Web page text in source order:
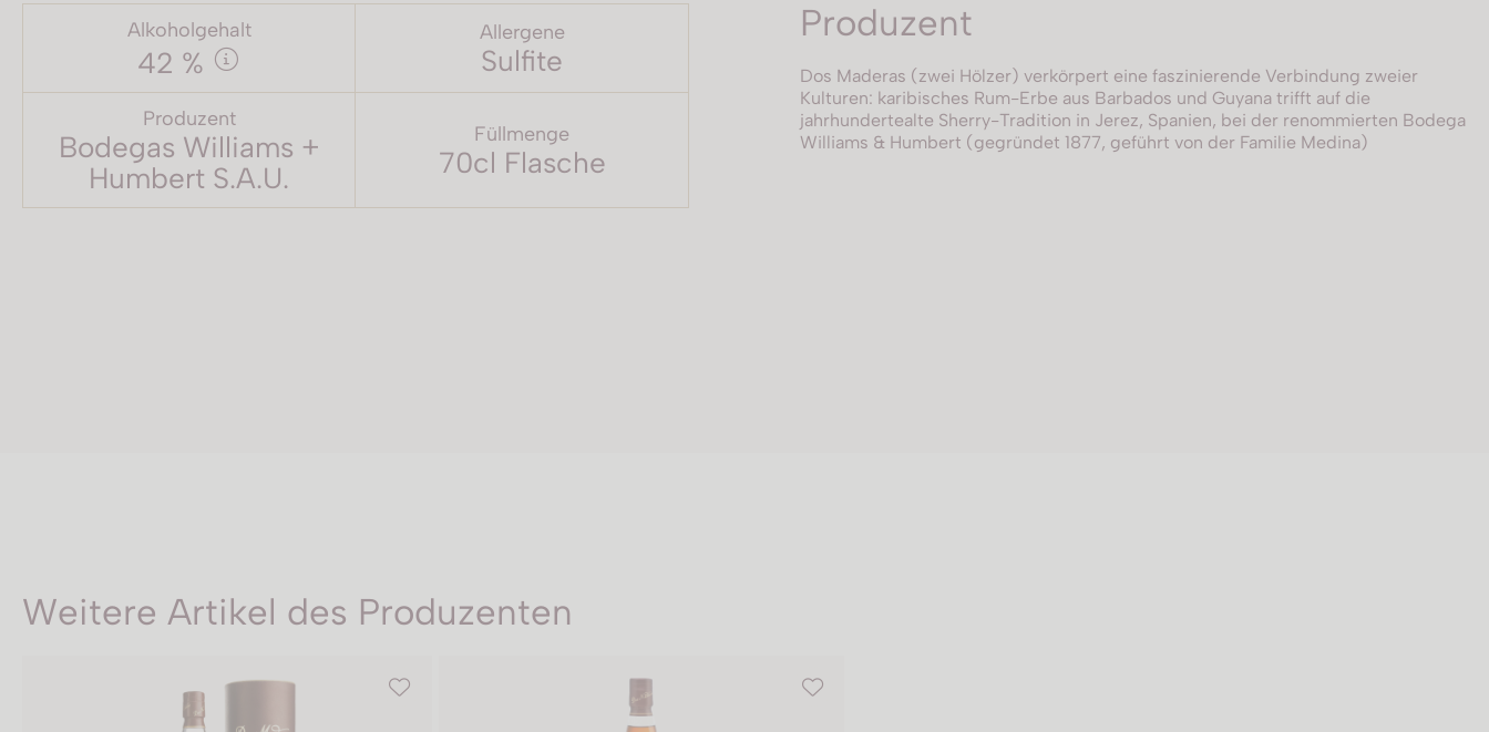
Alkoholgehalt
42 %
Allergene
Sulfite
Produzent
Bodegas Williams +
Humbert S.A.U.
Füllmenge
70cl Flasche
Produzent
Dos Maderas (zwei Hölzer) verkörpert eine faszinierende Verbindung zweier
Kulturen: karibisches Rum-Erbe aus Barbados und Guyana trifft auf die
jahrhundertealte Sherry-Tradition in Jerez, Spanien, bei der renommierten Bodega
Williams & Humbert (gegründet 1877, geführt von der Familie Medina)
Weitere Artikel des Produzenten